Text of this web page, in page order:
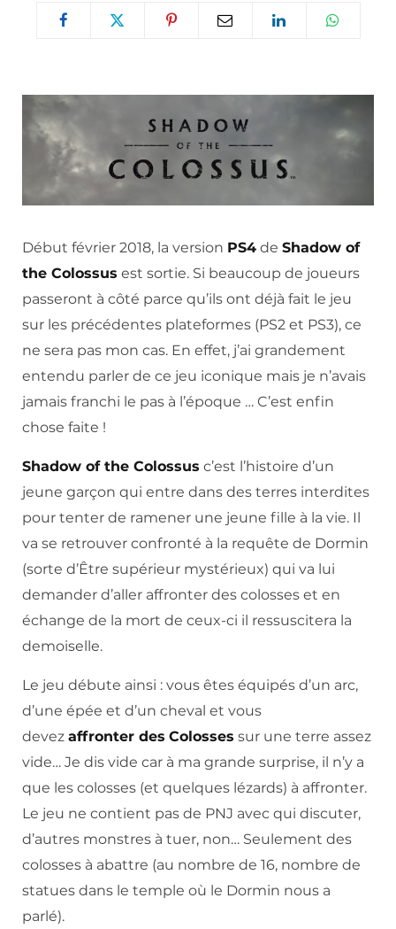
Début février 2018, la version PS4 de Shadow of
the Colossus est sortie. Si beaucoup de joueurs
passeront à côté parce qu’ils ont déjà fait le jeu
sur les précédentes plateformes (PS2 et PS3), ce
ne sera pas mon cas. En effet, j’ai grandement
entendu parler de ce jeu iconique mais je n’avais
jamais franchi le pas à l’époque … C’est enfin
chose faite !
Shadow of the Colossus c’est l’histoire d’un
jeune garçon qui entre dans des terres interdites
pour tenter de ramener une jeune fille à la vie. Il
va se retrouver confronté à la requête de Dormin
(sorte d’Être supérieur mystérieux) qui va lui
demander d’aller affronter des colosses et en
échange de la mort de ceux-ci il ressuscitera la
demoiselle.
Le jeu débute ainsi : vous êtes équipés d’un arc,
d’une épée et d’un cheval et vous
devez affronter des Colosses sur une terre assez
vide… Je dis vide car à ma grande surprise, il n’y a
que les colosses (et quelques lézards) à affronter.
Le jeu ne contient pas de PNJ avec qui discuter,
d’autres monstres à tuer, non… Seulement des
colosses à abattre (au nombre de 16, nombre de
statues dans le temple où le Dormin nous a
parlé).